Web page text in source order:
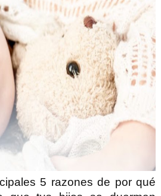
5 razones de por qué